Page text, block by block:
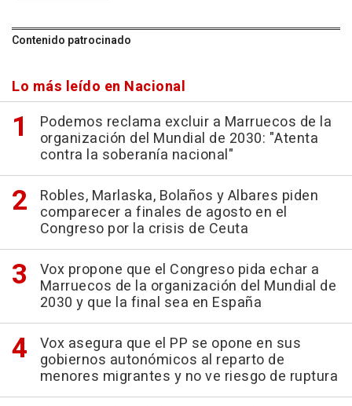
Contenido patrocinado
Lo más leído en Nacional
Podemos reclama excluir a Marruecos de la
organización del Mundial de 2030: "Atenta
contra la soberanía nacional"
Robles, Marlaska, Bolaños y Albares piden
comparecer a finales de agosto en el
Congreso por la crisis de Ceuta
Vox propone que el Congreso pida echar a
Marruecos de la organización del Mundial de
2030 y que la final sea en España
Vox asegura que el PP se opone en sus
gobiernos autonómicos al reparto de
menores migrantes y no ve riesgo de ruptura